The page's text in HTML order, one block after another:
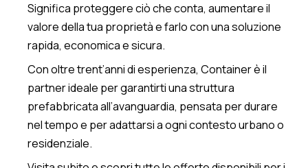
Significa proteggere ciò che conta, aumentare il
valore della tua proprietà e farlo con una soluzione
rapida, economica e sicura.
Con oltre trent’anni di esperienza, Container è il
partner ideale per garantirti una struttura
prefabbricata all’avanguardia, pensata per durare
nel tempo e per adattarsi a ogni contesto urbano o
residenziale.